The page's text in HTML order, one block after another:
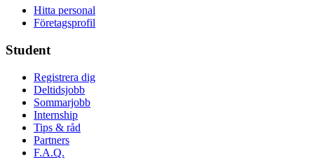
Hitta personal
Företagsprofil
Student
Registrera dig
Deltidsjobb
Sommarjobb
Internship
Tips & råd
Partners
F.A.Q.